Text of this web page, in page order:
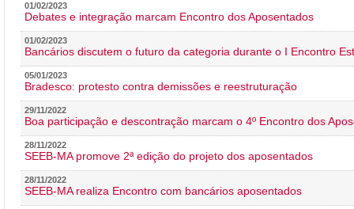
01/02/2023
Debates e integração marcam Encontro dos Aposentados
01/02/2023
Bancários discutem o futuro da categoria durante o I Encontro
05/01/2023
Bradesco: protesto contra demissões e reestruturação
29/11/2022
Boa participação e descontração marcam o 4º Encontro dos
28/11/2022
SEEB-MA promove 2ª edição do projeto dos aposentados
28/11/2022
SEEB-MA realiza Encontro com bancários aposentados